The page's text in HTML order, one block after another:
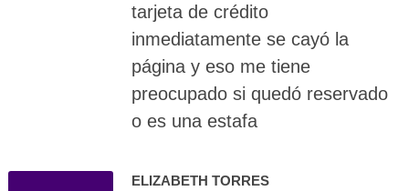
tarjeta de crédito
inmediatamente se cayó la
página y eso me tiene
preocupado si quedó reservado
o es una estafa
ELIZABETH TORRES